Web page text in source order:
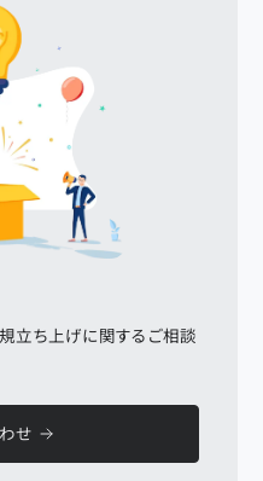
立ち上げに関するご相談
せ